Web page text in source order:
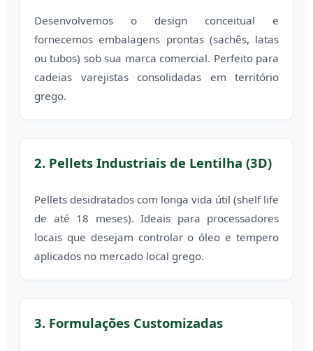
Desenvolvemos o design conceitual e
fornecemos embalagens prontas (sachês, latas
ou tubos) sob sua marca comercial. Perfeito para
cadeias varejistas consolidadas em território
grego.
2. Pellets Industriais de Lentilha (3D)
Pellets desidratados com longa vida útil (shelf life
de até 18 meses). Ideais para processadores
locais que desejam controlar o óleo e tempero
aplicados no mercado local grego.
3. Formulações Customizadas